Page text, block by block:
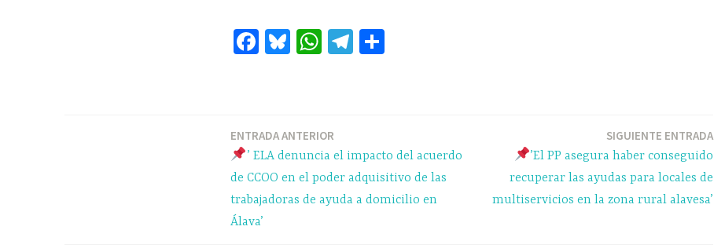
Fa Bl W
pp
Te
rti
r
ENTRADA ANTERIOR
’ ELA denuncia el impacto del acuerdo
de CCOO en el poder adquisitivo de las
trabajadoras de ayuda a domicilio en
Álava’
SIGUIENTE ENTRADA
’El PP asegura haber conseguido
recuperar las ayudas para locales de
multiservicios en la zona rural alavesa’